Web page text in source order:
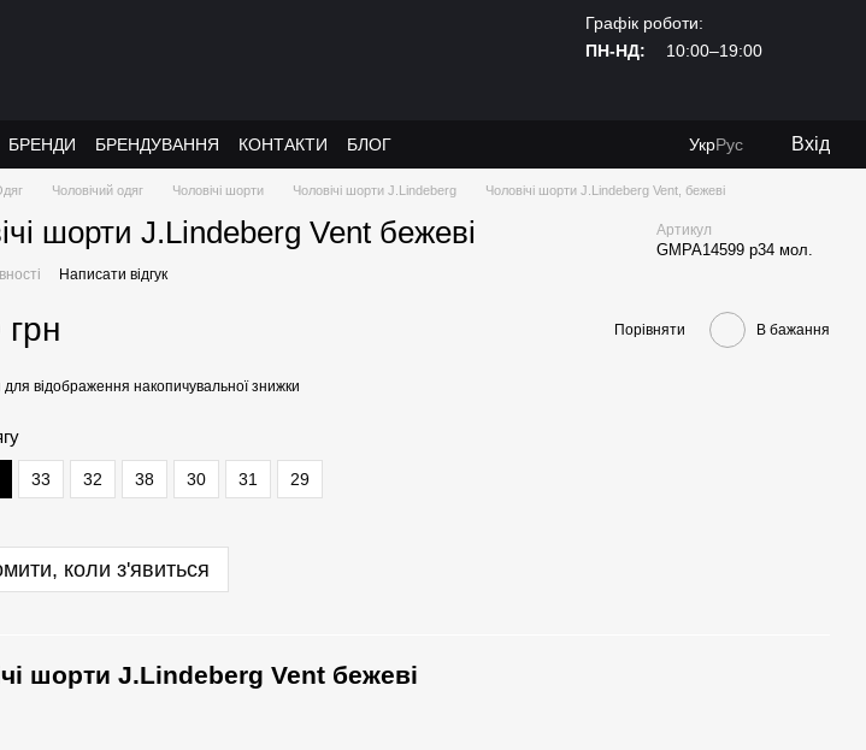
Графік роботи:
ПН-НД:
10:00–19:00
БРЕНДИ БРЕНДУВАННЯ КОНТАКТИ БЛОГ УкрРус Вхід
Чоловічий одяг Чоловічі шорти Чоловічі шорти J.Lindeberg Чоловічі шорти J.Lindeberg Vent, бежеві
шорти J.Lindeberg Vent бежеві Артикул
GMPA14599 р34 мол.
Написати відгук
Порівняти В бажання
для відображення накопичувальної знижки
33 32 38 30 31 29
коли з'явиться
шорти J.Lindeberg Vent бежеві